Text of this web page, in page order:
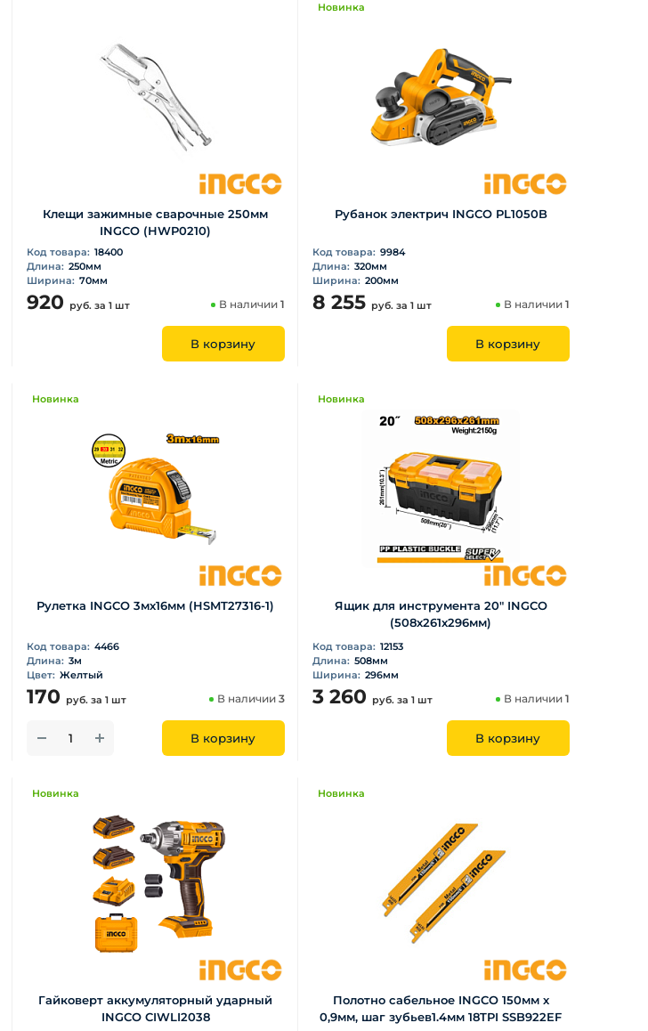
Клещи зажимные сварочные 250мм
INGCO (НWP0210)
Код товара: 18400
Длина: 250мм
Ширина: 70мм
920 руб.за 1 шт В наличии 1
В корзину
Новинка
Рубанок электрич INGCO PL1050B
Код товара: 9984
Длина: 320мм
Ширина: 200мм
8 255 руб. за 1 шт В наличии 1
В корзину
Новинка
Рулетка INGCO 3мх16мм (HSMT27316-1)
Код товара: 4466
Длина: 3м
Цвет: Желтый
170 руб.за 1 шт В наличии 3
В корзину
Новинка
Ящик для инструмента 20" INGCO
(508х261х296мм)
Код товара: 12153
Длина: 508мм
Ширина: 296мм
3 260 руб. за 1 шт В наличии 1
В корзину
Новинка
Гайковерт аккумуляторный ударный
INGCO CIWLI2038
Новинка
Полотно сабельное INGCO 150мм х
0,9мм, шаг зубьев1.4мм 18TPI SSB922EF